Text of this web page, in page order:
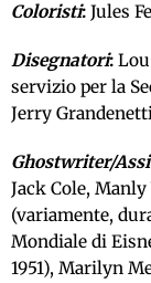
Coloristi: Jules
Disegnatori:
servizio per la
Jerry
Ghostwriter/
Jack Cole,
(variamente,
Mondiale di
1951), Marilyn